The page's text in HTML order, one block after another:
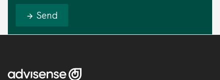
Send